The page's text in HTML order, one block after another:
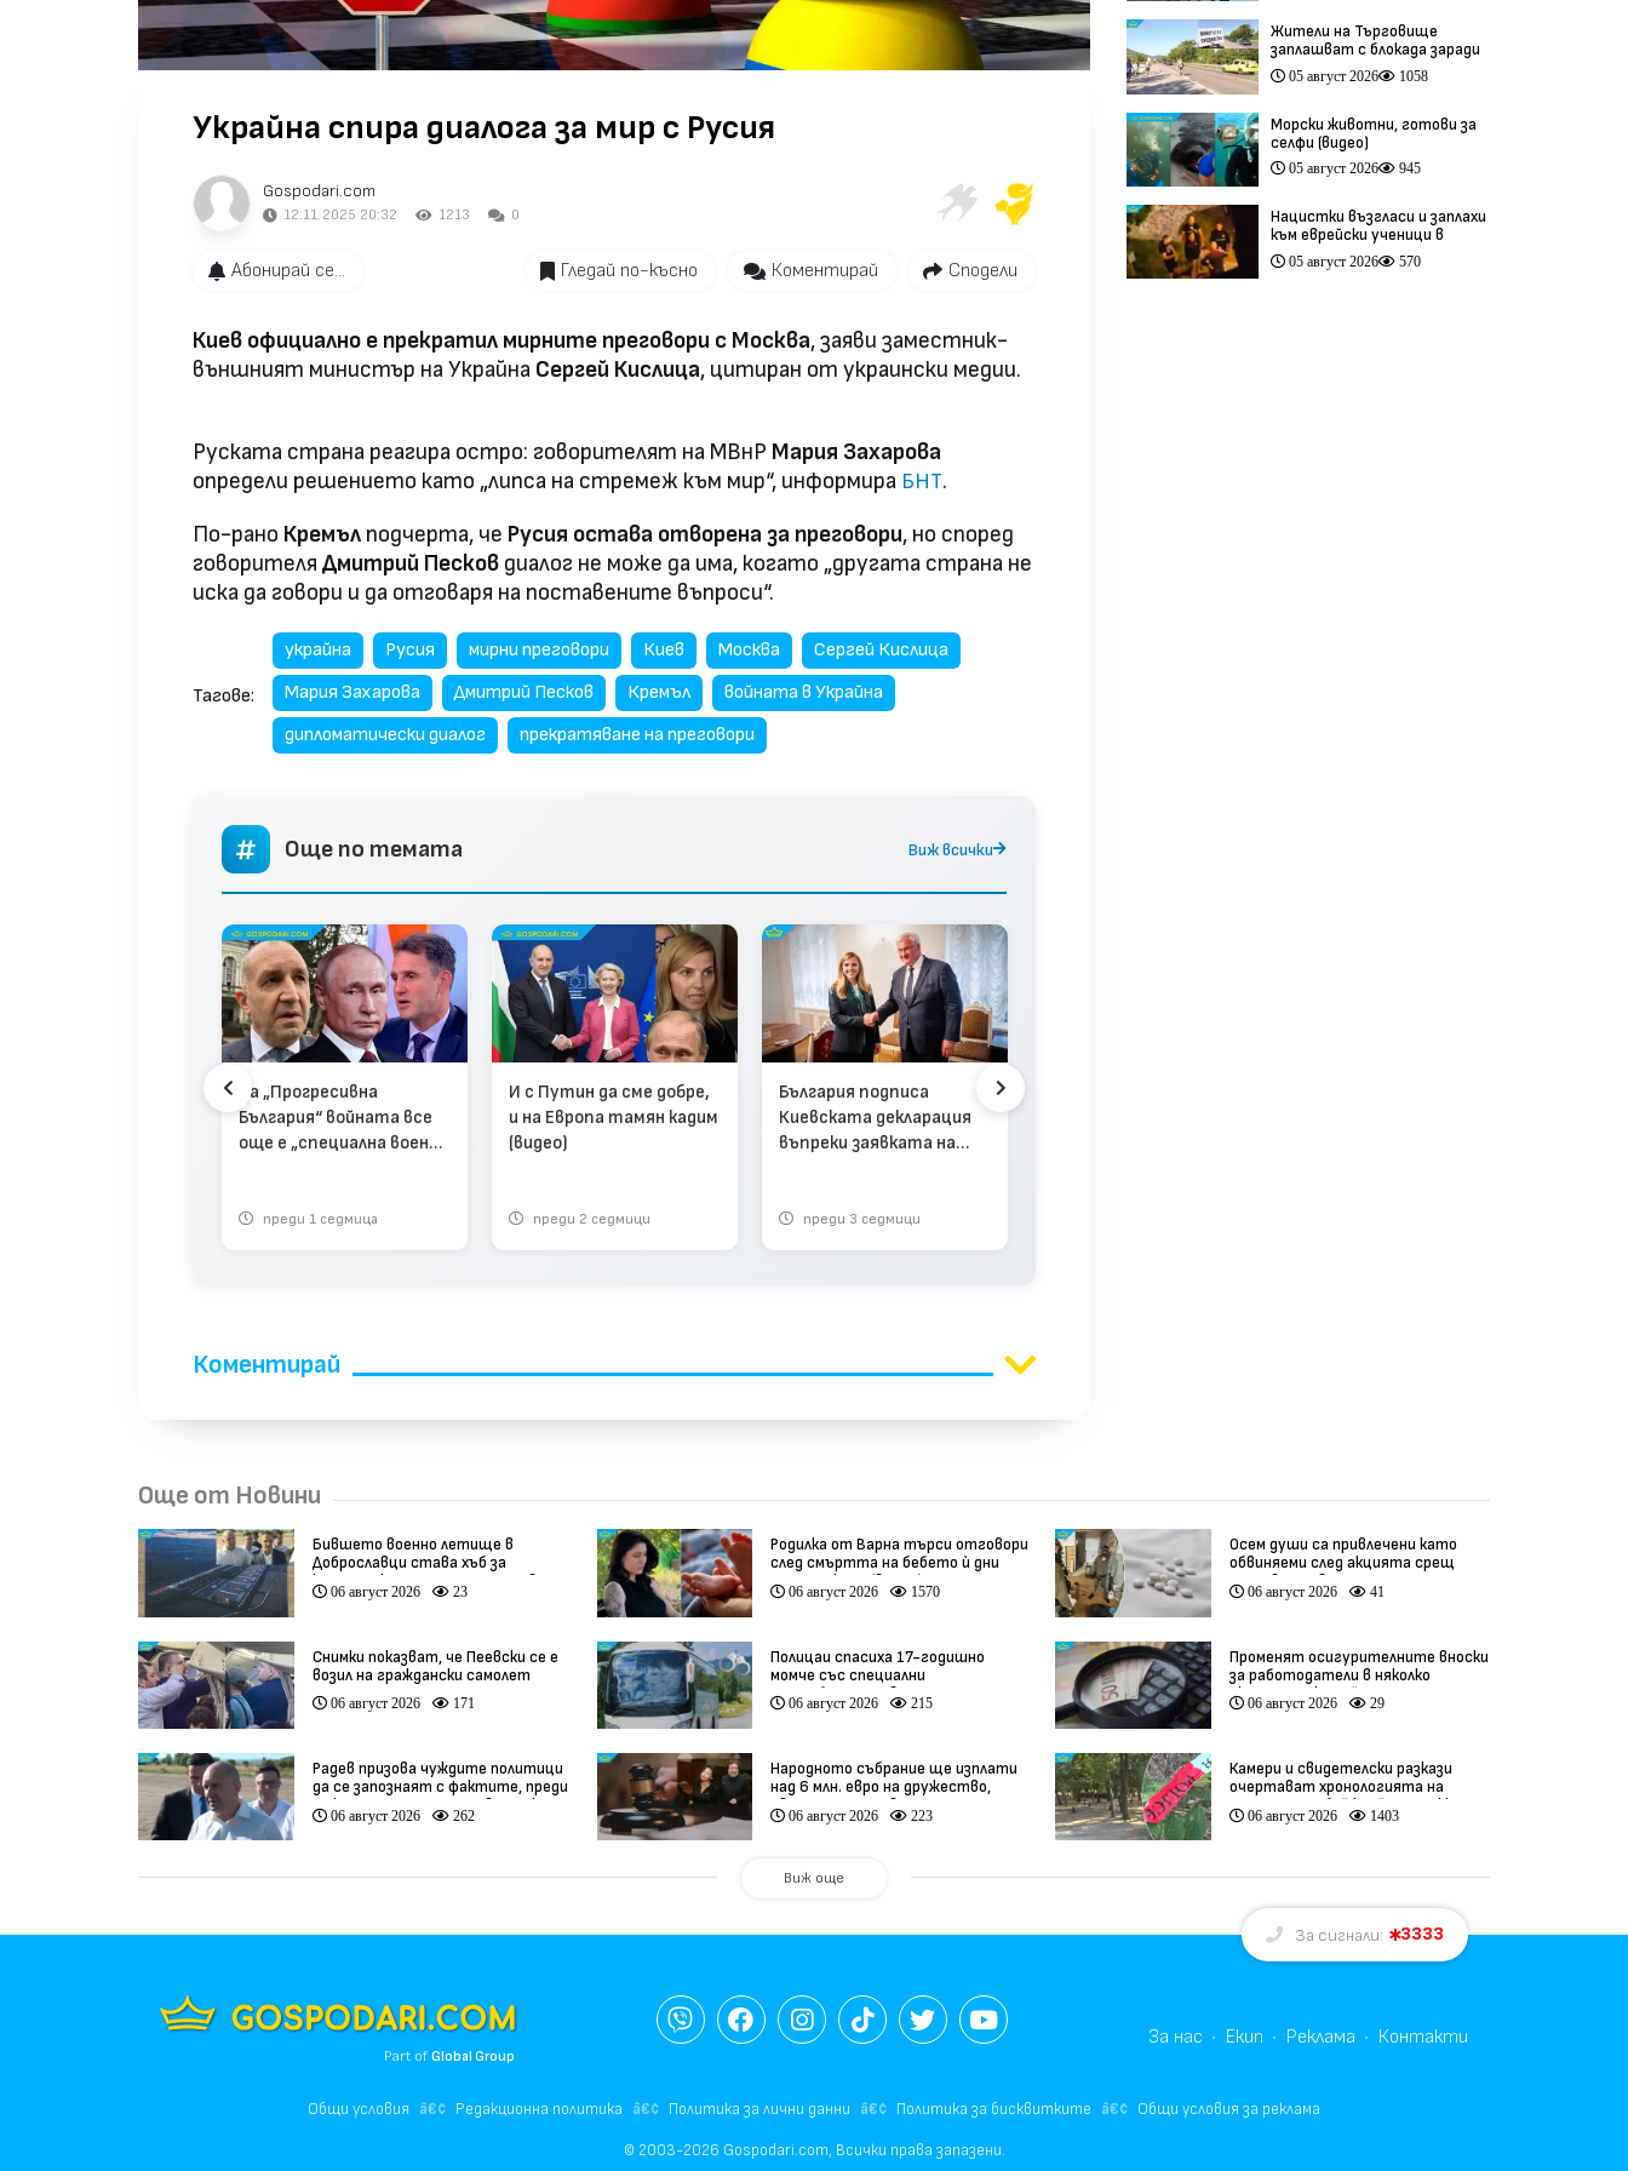
Украйна спира диалога за мир с Русия
Gospodari.com
12.11.2025 20:32 1213 0
Абонирай се... Гледай по-късно Коментирай Сподели
Киев официално е прекратил мирните преговори с Москва, заяви заместник-
външният министър на Украйна Сергей Кислица, цитиран от украински медии.
Руската страна реагира остро: говорителят на МВнР Мария Захарова
определи решението като „липса на стремеж към мир“, информира БНТ.
По-рано Кремъл подчерта, че Русия остава отворена за преговори, но според
говорителя Дмитрий Песков диалог не може да има, когато „другата страна не
иска да говори и да отговаря на поставените въпроси“.
Тагове:
украйна Русия мирни преговори Киев Москва
Сергей Кислица
Мария Захарова
Дмитрий Песков Кремъл
войната в Украйна
дипломатически диалог
прекратяване на преговори
Още по темата Виж всички
За „Прогресивна
България“ войната все
още е „специална военна
преди 1 седмица
И с Путин да сме добре,
и на Европа тамян кадим
(видео)
преди 2 седмици
България подписа
Киевската декларация
въпреки заявката на
желаещите“
преди 3 седмици
Коментирай
Жители на Търговище
заплашват с блокада заради
опасен участък на пътя
София–Варна (видео)
05 август 2026 1058
Морски животни, готови за
селфи (видео)
05 август 2026 945
Нацистки възгласи и заплахи
към еврейски ученици в
Банско разтърсиха Италия
(видео)
05 август 2026 570
Още от Новини
Бившето военно летище в
Доброславци става хъб за
космически технологии и иновации
(видео)
06 август 2026 23
Родилка от Варна търси отговори
след смъртта на бебето ѝ дни
преди секцио (видео)
06 август 2026 1570
Осем души са привлечени като
обвиняеми след акцията срещ
производство на фентанил
06 август 2026 41
Снимки показват, че Пеевски се е
возил на граждански самолет
06 август 2026 171
Полицаи спасиха 17-годишно
момче със специални
потребности, свалено от
автобус
06 август 2026 215
Променят осигурителните вноски
за работодатели в няколко
икономически дейности
06 август 2026 29
Радев призова чуждите политици
да се запознаят с фактите, преди
да коментират случая в Банско
(видео)
06 август 2026 262
Народното събрание ще изплати
над 6 млн. евро на дружество,
свързано с Баневи
06 август 2026 223
Камери и свидетелски разкази
очертават хронологията на
фаталния побой край Младежкия
хълм (видео)
06 август 2026 1403
Виж още
За сигнали: 3333
Part ofGlobal Group
За нас Екип Реклама Контакти
Общи условия Редакционна политика Политика за лични данни Политика за бисквитките Общи условия за реклама
© 2003-2026 Gospodari.com, Всички права запазени.